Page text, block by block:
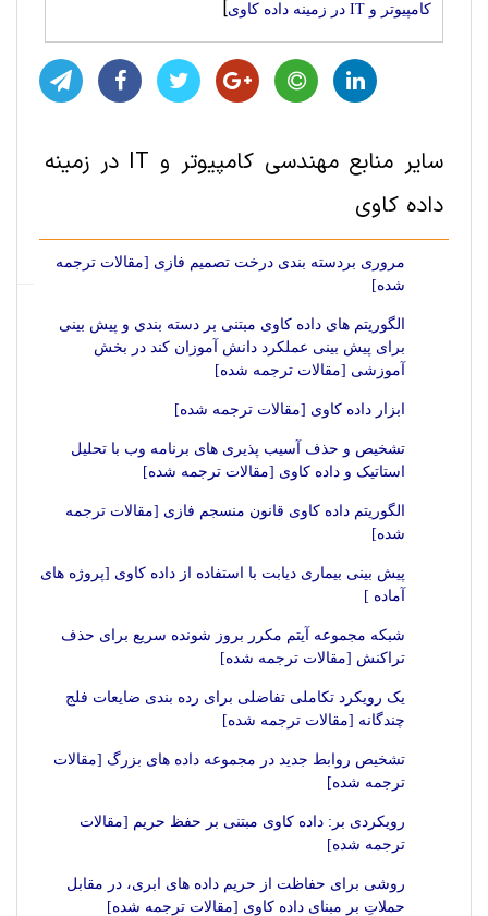
کامپیوتر و IT در زمینه داده کاوی ]
سایر منابع مهندسی کامپیوتر و IT در زمینه
داده کاوی
مروری بردسته بندی درخت تصمیم فازی [مقالات ترجمه
شده]
الگوریتم های داده کاوی مبتنی بر دسته بندی و پیش بینی
برای پیش بینی عملکرد دانش آموزان کند در بخش
آموزشی [مقالات ترجمه شده]
ابزار داده کاوی [مقالات ترجمه شده]
تشخیص و حذف آسیب پذیری های برنامه وب با تحلیل
استاتیک و داده کاوی [مقالات ترجمه شده]
الگوریتم داده کاوی قانون منسجم فازی [مقالات ترجمه
شده]
پیش بینی بیماری دیابت با استفاده از داده کاوی [پروژه های
آماده ]
شبکه مجموعه آیتم مکرر بروز شونده سریع برای حذف
تراکنش [مقالات ترجمه شده]
یک رویکرد تکاملی تفاضلی برای رده بندی ضایعات فلج
چندگانه [مقالات ترجمه شده]
تشخیص روابط جدید در مجموعه داده های بزرگ [مقالات
ترجمه شده]
رویکردی بر: داده کاوی مبتنی بر حفظ حریم [مقالات
ترجمه شده]
روشی برای حفاظت از حریم داده های ابری، در مقابل
حملاتِ بر مبنای داده کاوی [مقالات ترجمه شده]